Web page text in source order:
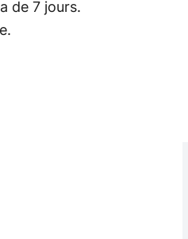
de 7 jours.